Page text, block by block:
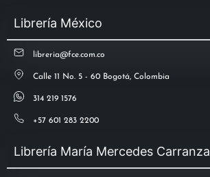
Librería México
libreria@fce.com.co
Calle 11 No. 5 - 60 Bogotá, Colombia
314 219 1576
+57 601 283 2200
Librería María Mercedes Carranza